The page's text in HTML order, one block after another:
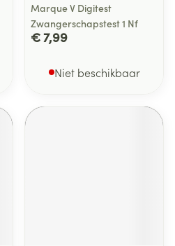
Marque V Digitest
Zwangerschapstest 1 Nf
€ 7,99
Niet beschikbaar